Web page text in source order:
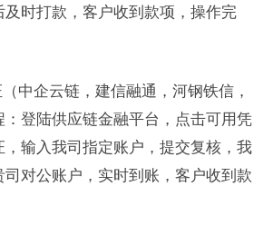
及时打款，客户收到款项，操作完
中企云链，建信融通，河钢铁信，
登陆供应链金融平台，点击可用凭
输入我司指定账户，提交复核，我
对公账户，实时到账，客户收到款